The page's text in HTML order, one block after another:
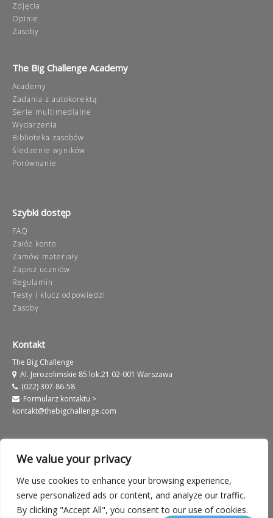
We value your privacy
We use cookies to enhance your browsing experience,
serve personalized ads or content, and analyze our traffic.
By clicking "Accept All", you consent to our use of cookies.
Zdjęcia
Opinie
Zasoby
The Big Challenge Academy
Academy
Zadania z autokorektą
Serie multimedialne
Wydarzenia
Biblioteka zasobów
Śledzenie wyników
Porównanie
Szybki dostęp
FAQ
Załóż konto
Zamów materiały
Zapisz uczniów
Regulamin
Testy i klucz odpowiedzi
Zasoby
Kontakt
The Big Challenge
Al. Jerozolimskie 85 lok.21 02-001 Warszawa
(022) 307-86-58
Formularz kontaktu >
kontakt@thebigchallenge.com
Warunki użytkowania serwisu
Polityka prywatności European Label